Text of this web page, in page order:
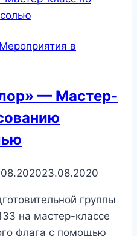
Мероприятия в
— Мастер-
23.08.2020
группы
на мастер-классе
флага с помощью